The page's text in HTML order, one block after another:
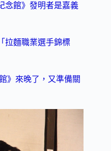
念館》發明者是嘉義
拉麵職業選手錦標
》來晚了，又準備關